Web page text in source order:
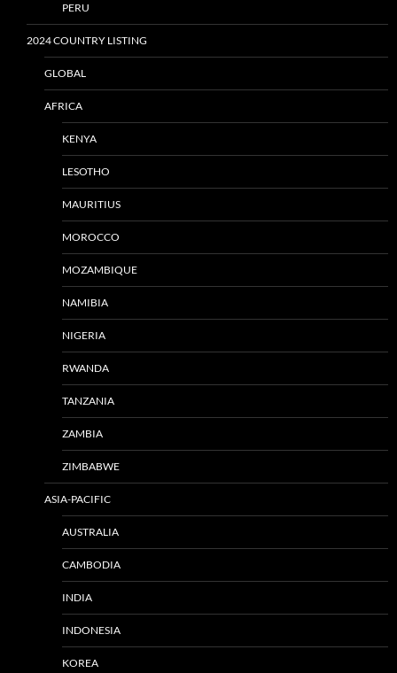
PERU
2024 COUNTRY LISTING
GLOBAL
AFRICA
KENYA
LESOTHO
MAURITIUS
MOROCCO
MOZAMBIQUE
NAMIBIA
NIGERIA
RWANDA
TANZANIA
ZAMBIA
ZIMBABWE
ASIA-PACIFIC
AUSTRALIA
CAMBODIA
INDIA
INDONESIA
KOREA